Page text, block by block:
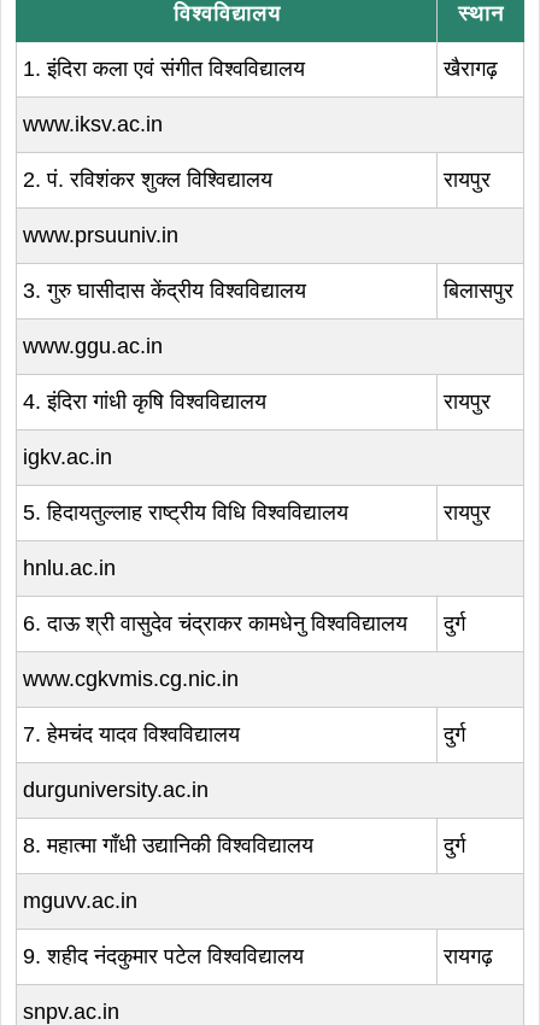
विश्वविद्यालय स्थान
1. इंदिरा कला एवं संगीत विश्वविद्यालय खैरागढ़
www.iksv.ac.in
2. पं. रविशंकर शुक्ल विश्विद्यालय रायपुर
www.prsuuniv.in
3. गुरु घासीदास केंद्रीय विश्वविद्यालय बिलासपुर
www.ggu.ac.in
4. इंदिरा गांधी कृषि विश्वविद्यालय रायपुर
igkv.ac.in
5. हिदायतुल्लाह राष्ट्रीय विधि विश्वविद्यालय रायपुर
hnlu.ac.in
6. दाऊ श्री वासुदेव चंद्राकर कामधेनु विश्वविद्यालय दुर्ग
www.cgkvmis.cg.nic.in
7. हेमचंद यादव विश्वविद्यालय दुर्ग
durguniversity.ac.in
8. महात्मा गाँधी उद्यानिकी विश्वविद्यालय दुर्ग
mguvv.ac.in
9. शहीद नंदकुमार पटेल विश्वविद्यालय रायगढ़
snpv.ac.in